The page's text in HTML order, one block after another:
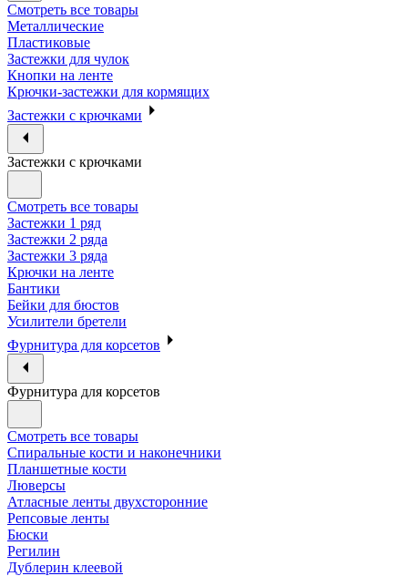
Смотреть все товары
Металлические
Пластиковые
Застежки для чулок
Кнопки на ленте
Крючки-застежки для кормящих
Застежки с крючками
Застежки с крючками
Смотреть все товары
Застежки 1 ряд
Застежки 2 ряда
Застежки 3 ряда
Крючки на ленте
Бантики
Бейки для бюстов
Усилители бретели
Фурнитура для корсетов
Фурнитура для корсетов
Смотреть все товары
Спиральные кости и наконечники
Планшетные кости
Люверсы
Атласные ленты двухсторонние
Репсовые ленты
Бюски
Регилин
Дублерин клеевой